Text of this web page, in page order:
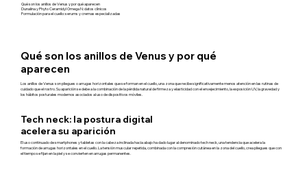
Qué son los anillos de Venus y por qué aparecen
Dunalina y Phyto Ceramidyl Omega N: datos clínicos
Formulación para el cuello: serums y cremas especializadas
Qué son los anillos de Venus y por qué
aparecen
Los anillos de Venus son pliegues o arrugas horizontales que se forman en el cuello, una zona que recibe significativamente menos atención en las rutinas de
cuidado que el rostro. Su aparición se debe a la combinación de la pérdida natural de firmeza y elasticidad con el envejecimiento, la exposición UV, la gravedad y
los hábitos posturales modernos asociados al uso de dispositivos móviles.
Tech neck: la postura digital
acelera su aparición
El uso continuado de smartphones y tabletas con la cabeza inclinada hacia abajo ha dado lugar al denominado tech neck, una tendencia que acelera la
formación de arrugas horizontales en el cuello. La tensión muscular repetida, combinada con la compresión cutánea en la zona del cuello, crea pliegues que con
el tiempo se fijan en la piel y se convierten en arrugas permanentes.